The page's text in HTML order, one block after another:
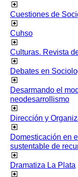
Cuestiones de
Cuhso
Culturas. Revista
Debates en
Desarmando el
neodesarrollismo
Dirección y
Domesticación en
sustentable de
Dramatiza La Plata